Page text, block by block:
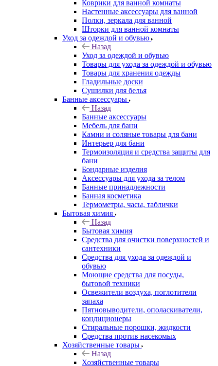
Коврики для ванной комнаты
Настенные аксессуары для ванной
Полки, зеркала для ванной
Шторки для ванной комнаты
Уход за одеждой и обувью
Назад
Уход за одеждой и обувью
Товары для ухода за одеждой и обувью
Товары для хранения одежды
Гладильные доски
Сушилки для белья
Банные аксессуары
Назад
Банные аксессуары
Мебель для бани
Камни и соляные товары для бани
Интерьер для бани
Термоизоляция и средства защиты для
бани
Бондарные изделия
Аксеcсуары для ухода за телом
Банные принадлежности
Банная косметика
Термометры, часы, таблички
Бытовая химия
Назад
Бытовая химия
Средства для очистки поверхностей и
сантехники
Средства для ухода за одеждой и
обувью
Моющие средства для посуды,
бытовой техники
Освежители воздуха, поглотители
запаха
Пятновыводители, ополаскиватели,
кондиционеры
Стиральные порошки, жидкости
Средства против насекомых
Хозяйственные товары
Назад
Хозяйственные товары